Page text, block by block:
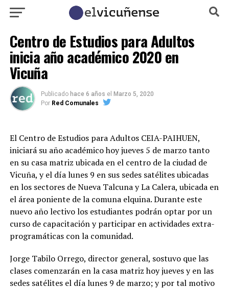
Centro de Estudios para Adultos
inicia año académico 2020 en
Vicuña
Publicado hace 6 años el Marzo 5, 2020
Por Red Comunales
El Centro de Estudios para Adultos CEIA-PAIHUEN,
iniciará su año académico hoy jueves 5 de marzo tanto
en su casa matriz ubicada en el centro de la ciudad de
Vicuña, y el día lunes 9 en sus sedes satélites ubicadas
en los sectores de Nueva Talcuna y La Calera, ubicada en
el área poniente de la comuna elquina. Durante este
nuevo año lectivo los estudiantes podrán optar por un
curso de capacitación y participar en actividades extra-
programáticas con la comunidad.
Jorge Tabilo Orrego, director general, sostuvo que las
clases comenzarán en la casa matriz hoy jueves y en las
sedes satélites el día lunes 9 de marzo; y por tal motivo